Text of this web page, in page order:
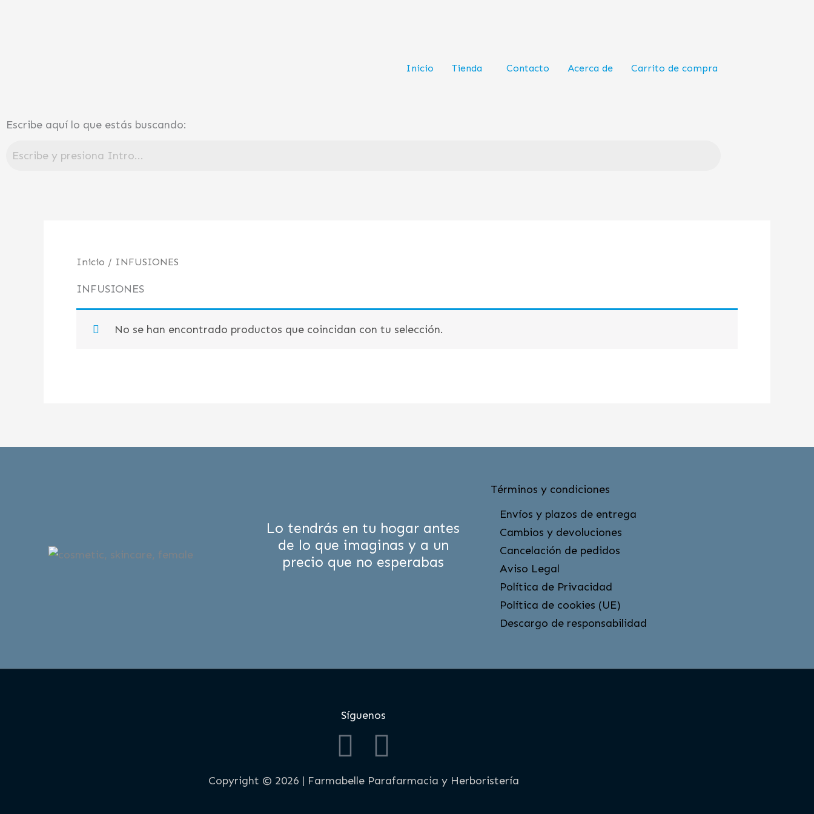
Inicio Tienda Contacto Acerca de Carrito de compra
Escribe aquí lo que estás buscando:
Inicio / INFUSIONES
INFUSIONES
No se han encontrado productos que coincidan con tu selección.
Lo tendrás en tu hogar antes
de lo que imaginas y a un
precio que no esperabas
Términos y condiciones
Envíos y plazos de entrega
Cambios y devoluciones
Cancelación de pedidos
Aviso Legal
Política de Privacidad
Política de cookies (UE)
Descargo de responsabilidad
Síguenos
F
a
I
n
Copyright © 2026 | Farmabelle Parafarmacia y Herboristería